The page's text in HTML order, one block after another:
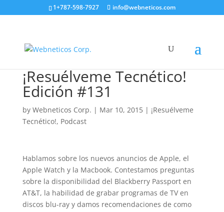
1+787-598-7927 info@webneticos.com
¡Resuélveme Tecnético!
Edición #131
by Webneticos Corp. | Mar 10, 2015| ¡Resuélveme
Tecnético!, Podcast
Hablamos sobre los nuevos anuncios de Apple, el
Apple Watch y la Macbook. Contestamos preguntas
sobre la disponibilidad del Blackberry Passport en
AT&T, la habilidad de grabar programas de TV en
discos blu-ray y damos recomendaciones de como